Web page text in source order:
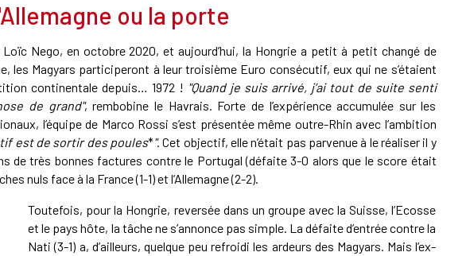
ou la porte
Nego, en octobre 2020, et aujourd’hui, la Hongrie a petit à petit changé de
les Magyars participeront à leur troisième Euro consécutif, eux qui ne s’étaient
continentale depuis… 1972 ! "Quand je suis arrivé, j’ai tout de suite senti
de grand", rembobine le Havrais. Forte de l’expérience accumulée sur les
l’équipe de Marco Rossi s’est présentée même outre-Rhin avec l’ambition
est de sortir des poules*". Cet objectif, elle n’était pas parvenue à le réaliser il y
de très bonnes factures contre le Portugal (défaite 3-0 alors que le score était
nuls face à la France (1-1) et l’Allemagne (2-2).
Toutefois, pour la Hongrie, reversée dans un groupe avec la Suisse, l’Ecosse
et le pays hôte, la tâche ne s’annonce pas simple. La défaite d’entrée contre la
Nati (3-1) a, d’ailleurs, quelque peu refroidi les ardeurs des Magyars. Mais l’ex-